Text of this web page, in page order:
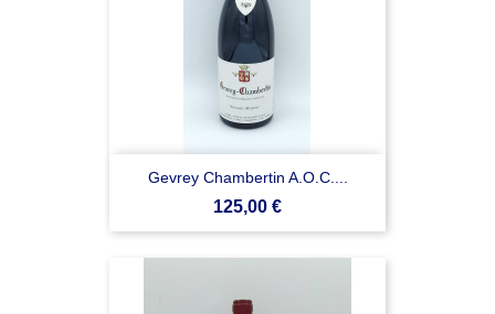
Gevrey Chambertin A.O.C....
Prezzo
125,00 €